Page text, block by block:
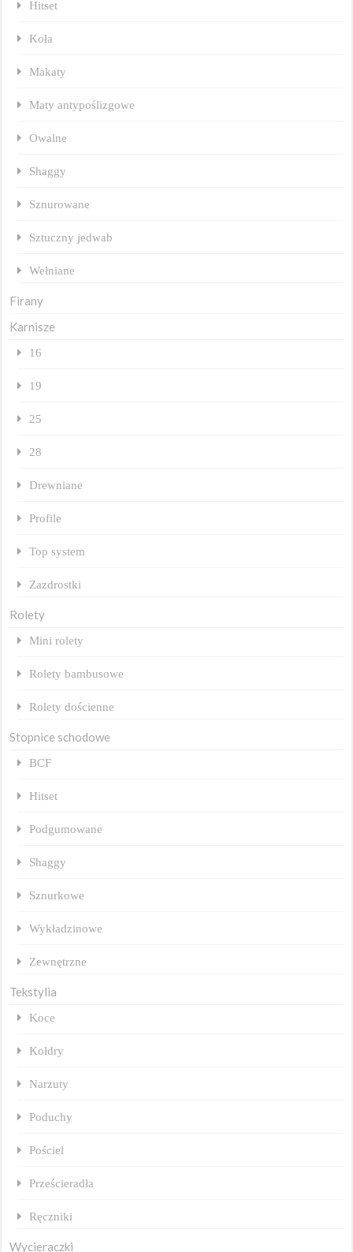
Hitset
Koła
Makaty
Maty antypoślizgowe
Owalne
Shaggy
Sznurowane
Sztuczny jedwab
Wełniane
Firany
Karnisze
16
19
25
28
Drewniane
Profile
Top system
Zazdrostki
Rolety
Mini rolety
Rolety bambusowe
Rolety dościenne
Stopnice schodowe
BCF
Hitset
Podgumowane
Shaggy
Sznurkowe
Wykładzinowe
Zewnętrzne
Tekstylia
Koce
Kołdry
Narzuty
Poduchy
Pościel
Prześcieradła
Ręczniki
Wycieraczki